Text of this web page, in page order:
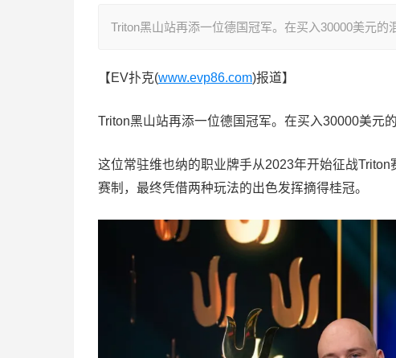
Triton黑山站再添一位德国冠军。在买入30000美元的
【EV扑克(www.evp86.com)报道】
Triton黑山站再添一位德国冠军。在买入30000美元
这位常驻维也纳的职业牌手从2023年开始征战
赛制，最终凭借两种玩法的出色发挥摘得桂冠。